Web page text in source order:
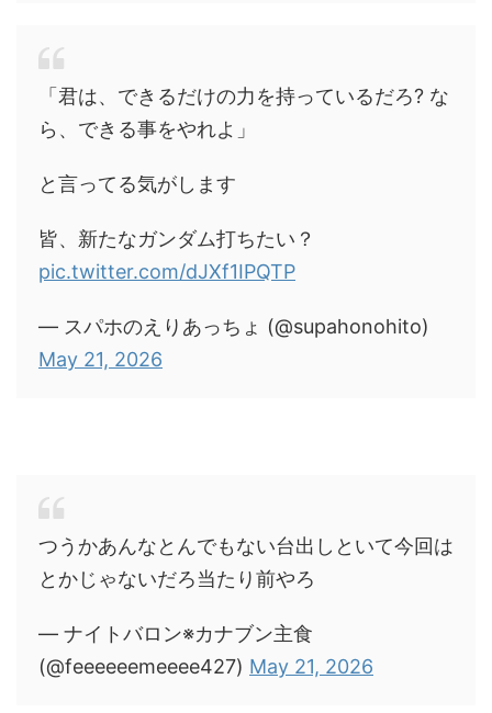
「君は、できるだけの力を持っているだろ? な
ら、できる事をやれよ」
と言ってる気がします
皆、新たなガンダム打ちたい？
pic.twitter.com/dJXf1IPQTP
— スパホのえりあっちょ (@supahonohito)
May 21, 2026
つうかあんなとんでもない台出しといて今回は
とかじゃないだろ当たり前やろ
— ナイトバロン※カナブン主食
(@feeeeeemeeee427) May 21, 2026